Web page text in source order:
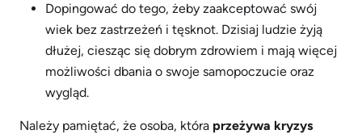
Dopingować do tego, żeby zaakceptować swój
wiek bez zastrzeżeń i tęsknot. Dzisiaj ludzie żyją
dłużej, ciesząc się dobrym zdrowiem i mają więcej
możliwości dbania o swoje samopoczucie oraz
wygląd.
Należy pamiętać, że osoba, która przeżywa kryzys